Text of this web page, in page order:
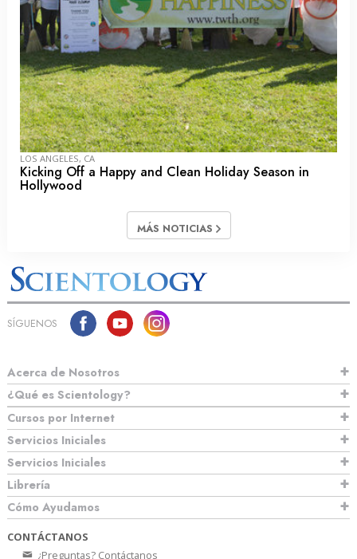
LOS ANGELES, CA
Kicking Off a Happy and Clean Holiday Season in
Hollywood
MÁS NOTICIAS
SÍGUENOS
Acerca de Nosotros
¿Qué es Scientology?
Cursos por Internet
Servicios Iniciales
Servicios Iniciales
Librería
Cómo Ayudamos
CONTÁCTANOS
¿Preguntas? Contáctanos